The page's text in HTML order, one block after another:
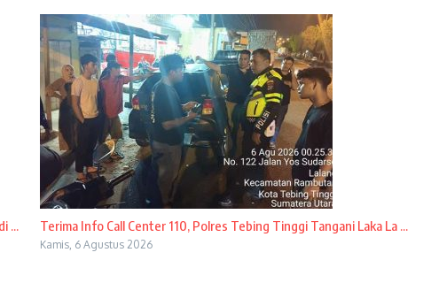
... Terima Info Call Center 110, Polres Tebing Tinggi Tangani Laka La ...
Kamis, 6 Agustus 2026